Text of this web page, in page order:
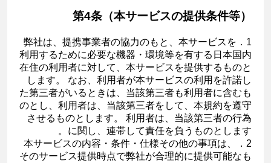
第4条（本サービスの提供条件等）
1．弊社は、提携事業者の協力のもと、本サービスを
利用するために必要な機器・環境等を有する日本国内
在住の利用者に対して、本サービスを提供するものと
します。 なお、利用者が本サービスの利用を許諾し
た第三者がいるときは、当該第三者も利用者に含むも
のとし、利用者は、当該第三者をして、本規約を遵守
させるものとします。 利用者は、当該第三者の行為
に関し、連帯して責任を負うものとします。
2．本サービスの内容・条件・仕様その他の事項は、
そのサービス提供時点で弊社が合理的に提供可能なも